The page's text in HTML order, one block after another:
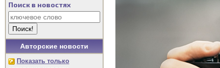
Поиск в новостях
Авторские новости
Показать только